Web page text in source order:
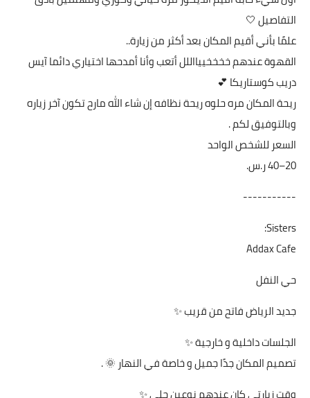
التفاصيل 🤍
علمًا بأني أقيم المكان بعد أكثر من زيارة..
القهوة عندهم خخخخييااللل أتعب وأنا أمدحها اختياري دائما آيس
دريب كوستاريكا 💕
ريحة المكان مره حلوه ريحة نظافه إن شاء الله مارح تكون آخر زياره
وبالتوفيق لكم .
السعر للشخص الواحد
-----------
Sisters:
Addax Cafe
حي النفل
جديد الرياض فاتح من قريب ✨
الجلسات داخلية و خارجية ✨
تصميم المكان جدًا جميل و خاصة في النهار 🌞 .